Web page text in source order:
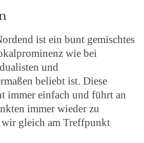
ist ein bunt gemischtes
wie bei
und
beliebt ist. Diese
immer einfach und führt an
immer wieder zu
wir gleich am Treffpunkt